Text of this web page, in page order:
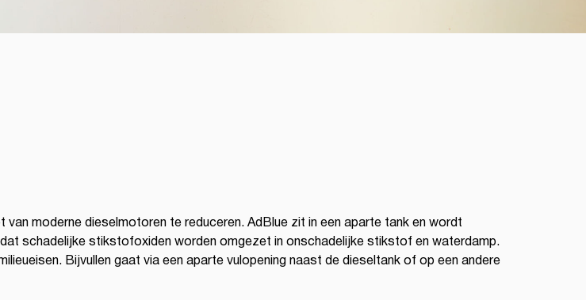
moderne dieselmotoren te reduceren. AdBlue zit in een aparte tank en wordt
schadelijke stikstofoxiden worden omgezet in onschadelijke stikstof en waterdamp.
Bijvullen gaat via een aparte vulopening naast de dieseltank of op een andere